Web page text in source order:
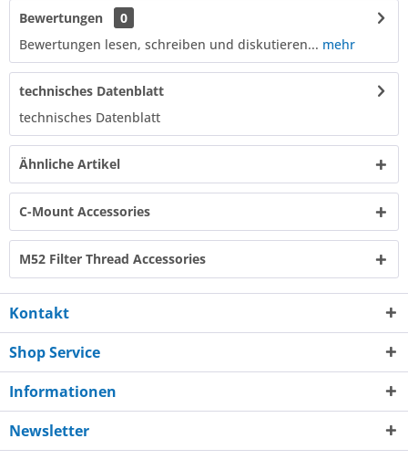
Bewertungen
0
Bewertungen lesen, schreiben und diskutieren... mehr
technisches Datenblatt
technisches Datenblatt​
Ähnliche Artikel
C-Mount Accessories
M52 Filter Thread Accessories
Kontakt
Shop Service
Informationen
Newsletter